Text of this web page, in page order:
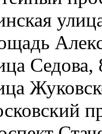
Седова,